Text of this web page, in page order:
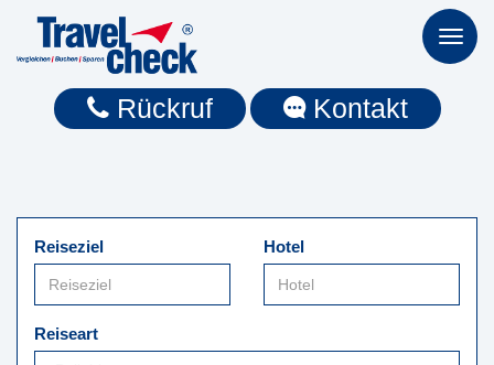
Toggle
Rückruf Kontakt
Reiseziel Hotel
Reiseart